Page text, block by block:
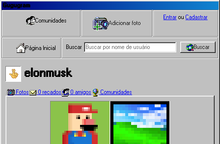
Gugugram
Página Inicial
Comunidades Adicionar foto
Buscar Buscar
Entrar ou Cadastrar
elonmusk
Fotos 0 recados 0 amigos Comunidades